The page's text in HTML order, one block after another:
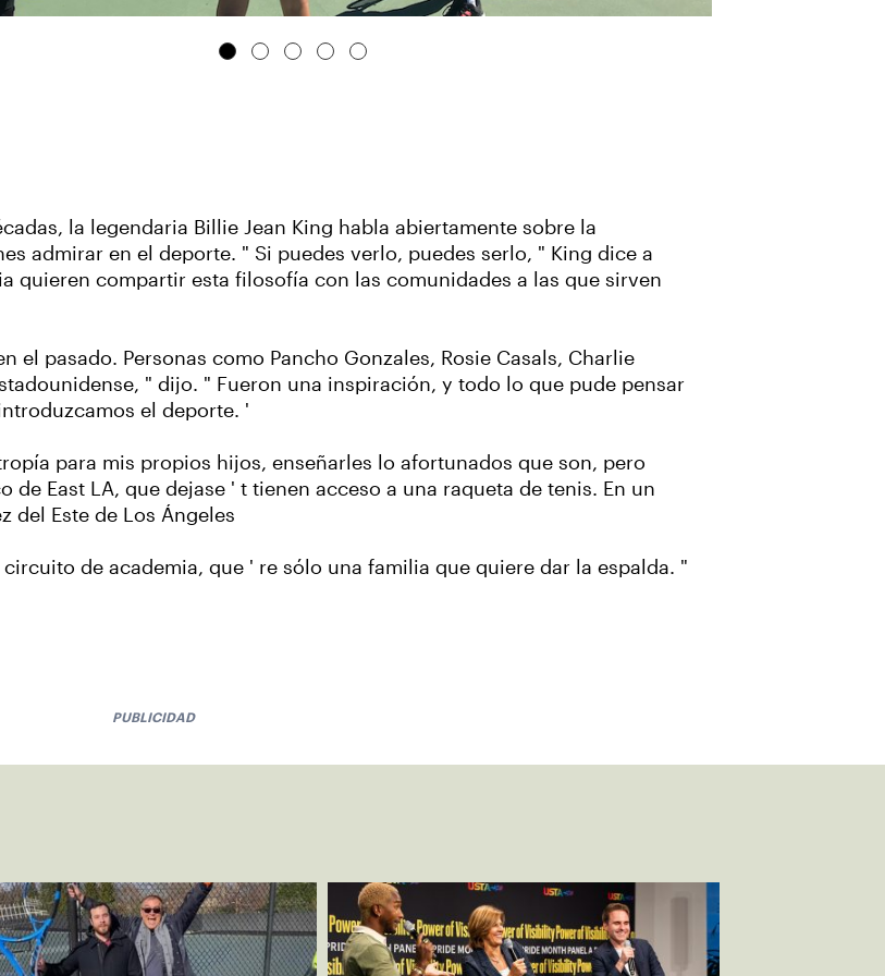
la legendaria Billie Jean King habla abiertamente sobre la
admirar en el deporte. " Si puedes verlo, puedes serlo, " King dice a
quieren compartir esta filosofía con las comunidades a las que sirven
pasado. Personas como Pancho Gonzales, Rosie Casals, Charlie
" dijo. " Fueron una inspiración, y todo lo que pude pensar
el deporte. '
para mis propios hijos, enseñarles lo afortunados que son, pero
East LA, que dejase ' t tienen acceso a una raqueta de tenis. En un
del Este de Los Ángeles
de academia, que ' re sólo una familia que quiere dar la espalda. "
PUBLICIDAD